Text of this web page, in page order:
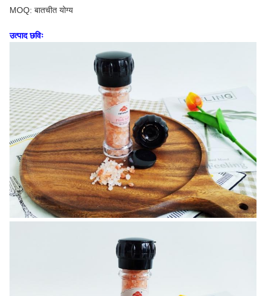
MOQ: बातचीत योग्य
उत्पाद छविः